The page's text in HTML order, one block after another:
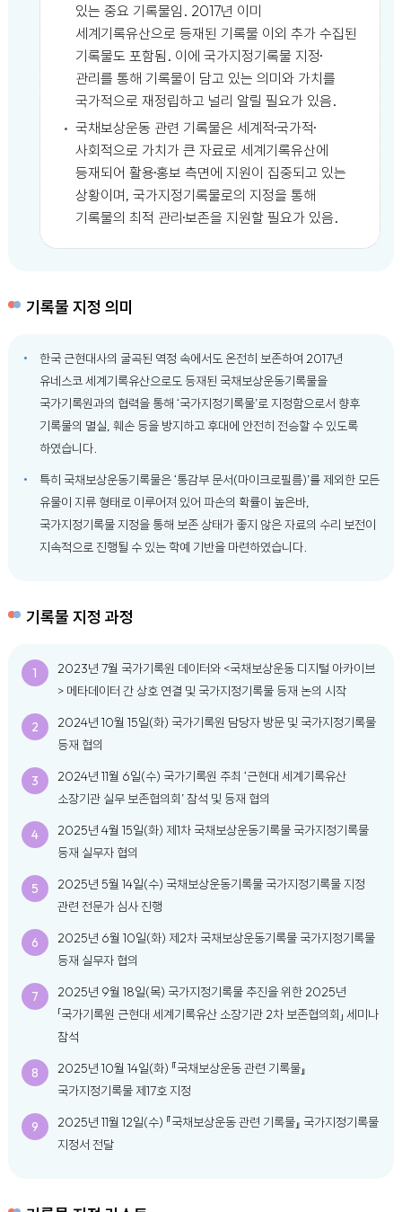
있는 중요 기록물임. 2017년 이미
세계기록유산으로 등재된 기록물 이외 추가 수집된
기록물도 포함됨. 이에 국가지정기록물 지정·
관리를 통해 기록물이 담고 있는 의미와 가치를
국가적으로 재정립하고 널리 알릴 필요가 있음.
국채보상운동 관련 기록물은 세계적·국가적·
사회적으로 가치가 큰 자료로 세계기록유산에
등재되어 활용·홍보 측면에 지원이 집중되고 있는
상황이며, 국가지정기록물로의 지정을 통해
기록물의 최적 관리·보존을 지원할 필요가 있음.
기록물 지정 의미
한국 근현대사의 굴곡된 역정 속에서도 온전히 보존하여 2017년
유네스코 세계기록유산으로도 등재된 국채보상운동기록물을
국가기록원과의 협력을 통해 ‘국가지정기록물’로 지정함으로서 향후
기록물의 멸실, 훼손 등을 방지하고 후대에 안전히 전승할 수 있도록
하였습니다.
특히 국채보상운동기록물은 ‘통감부 문서(마이크로필름)’를 제외한 모든
유물이 지류 형태로 이루어져 있어 파손의 확률이 높은바,
국가지정기록물 지정을 통해 보존 상태가 좋지 않은 자료의 수리 보전이
지속적으로 진행될 수 있는 학예 기반을 마련하였습니다.
기록물 지정 과정
1
2023년 7월 국가기록원 데이터와 <국채보상운동 디지털 아카이브
> 메타데이터 간 상호 연결 및 국가지정기록물 등재 논의 시작
2
2024년 10월 15일(화) 국가기록원 담당자 방문 및 국가지정기록물
등재 협의
3
2024년 11월 6일(수) 국가기록원 주최 ‘근현대 세계기록유산
소장기관 실무 보존협의회’ 참석 및 등재 협의
4
2025년 4월 15일(화) 제1차 국채보상운동기록물 국가지정기록물
등재 실무자 협의
5
2025년 5월 14일(수) 국채보상운동기록물 국가지정기록물 지정
관련 전문가 심사 진행
6
2025년 6월 10일(화) 제2차 국채보상운동기록물 국가지정기록물
등재 실무자 협의
7
2025년 9월 18일(목) 국가지정기록물 추진을 위한 2025년
「국가기록원 근현대 세계기록유산 소장기관 2차 보존협의회」 세미나
참석
8
2025년 10월 14일(화) 『국채보상운동 관련 기록물』
국가지정기록물 제17호 지정
9
2025년 11월 12일(수) 『국채보상운동 관련 기록물』 국가지정기록물
지정서 전달